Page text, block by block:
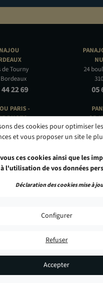
de Tourny
Bordeaux
22 69
PARIS -
PHOTO
du-Calvaire
Paris
91 91
24
05
24 Rue
des cookies pour optimiser les
et vous proposer un site le
ces cookies ainsi que les
l'utilisation de vos données
Configurer
Refuser
Accepter
Déclaration des cookies mise à